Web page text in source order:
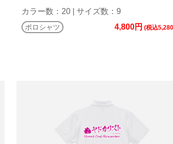
カラー数：20 | サイズ数：9
ポロシャツ 4,800円 (税込